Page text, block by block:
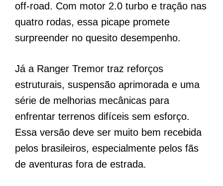
off-road. Com motor 2.0 turbo e tração nas
quatro rodas, essa picape promete
surpreender no quesito desempenho.
Já a Ranger Tremor traz reforços
estruturais, suspensão aprimorada e uma
série de melhorias mecânicas para
enfrentar terrenos difíceis sem esforço.
Essa versão deve ser muito bem recebida
pelos brasileiros, especialmente pelos fãs
de aventuras fora de estrada.